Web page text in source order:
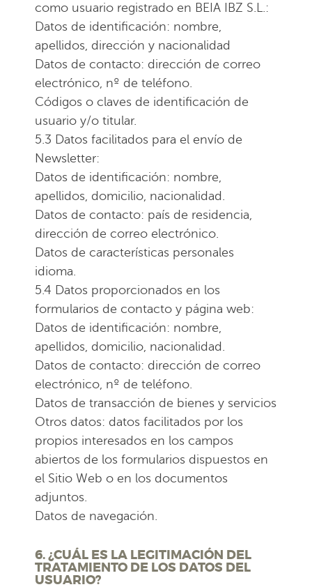
como usuario registrado en BEIA IBZ S.L.:
Datos de identificación: nombre,
apellidos, dirección y nacionalidad
Datos de contacto: dirección de correo
electrónico, nº de teléfono.
Códigos o claves de identificación de
usuario y/o titular.
5.3 Datos facilitados para el envío de
Newsletter:
Datos de identificación: nombre,
apellidos, domicilio, nacionalidad.
Datos de contacto: país de residencia,
dirección de correo electrónico.
Datos de características personales
idioma.
5.4 Datos proporcionados en los
formularios de contacto y página web:
Datos de identificación: nombre,
apellidos, domicilio, nacionalidad.
Datos de contacto: dirección de correo
electrónico, nº de teléfono.
Datos de transacción de bienes y servicios
Otros datos: datos facilitados por los
propios interesados en los campos
abiertos de los formularios dispuestos en
el Sitio Web o en los documentos
adjuntos.
Datos de navegación.
6. ¿CUÁL ES LA LEGITIMACIÓN DEL
TRATAMIENTO DE LOS DATOS DEL
USUARIO?